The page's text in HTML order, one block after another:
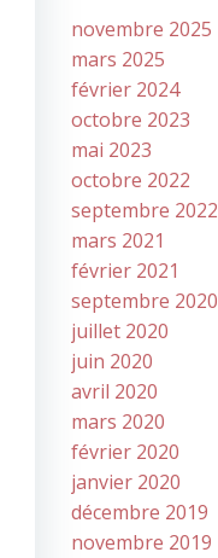
novembre 2025
mars 2025
février 2024
octobre 2023
mai 2023
octobre 2022
septembre 2022
mars 2021
février 2021
septembre 2020
juillet 2020
juin 2020
avril 2020
mars 2020
février 2020
janvier 2020
décembre 2019
novembre 2019